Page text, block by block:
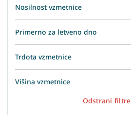
Nosilnost vzmetnice
Primerno za letveno dno
Trdota vzmetnice
Višina vzmetnice
Odstrani filtre